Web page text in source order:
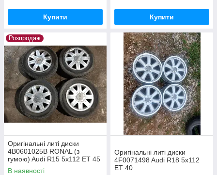
Купити Купити
Розпродаж
Оригінальні литі диски
4B0601025B RONAL (з
гумою) Audi R15 5x112 ET 45
7J
В наявності
Оригінальні литі диски
4F0071498 Audi R18 5x112
ET 40